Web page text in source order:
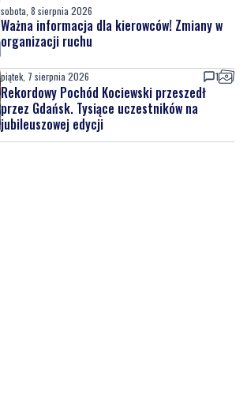
piątek, 7 sierpnia 2026
Rekordowy Pochód Kociewski przeszedł
przez Gdańsk. Tysiące uczestników na
jubileuszowej edycji